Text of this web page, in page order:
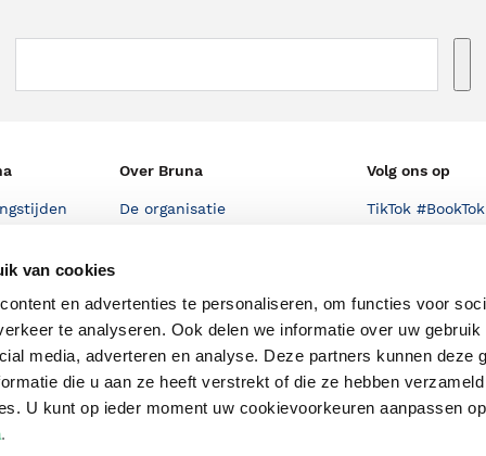
van cookies
en advertenties te personaliseren, om functies voor
te analyseren. Ook delen we informatie over uw
media, adverteren en analyse. Deze partners kunnen deze
die u aan ze heeft verstrekt of die ze hebben
U kunt op ieder moment uw cookievoorkeuren aanpassen op
.
Over Bruna
De organisatie
De voordelen van Bruna
Responsible Disclosure
Statement
Volg ons op
TikTok #BookTok